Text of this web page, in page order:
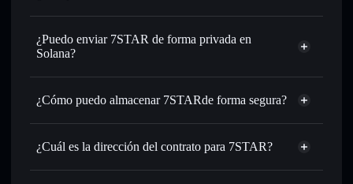
7STAR
cartera de Solflare
Intercambiar al instante : operar con 7STAR para SOL,
USDC o miles de otros tokens de Solana con enrutamiento
tu precio objetivo para 7STAR
Utilizar DCA: promedio de coste en dólares en 7STAR a lo
: transferir 7STAR sin vincular
públicamente las carteras usando el agregador de privacidad
¿Puedo enviar 7STAR de forma privada en
Solana?
agregador de privacidad
¿Cómo puedo almacenar 7STARde forma segura?
7STAR
¿Cuál es la dirección del contrato para 7STAR?
7STAR